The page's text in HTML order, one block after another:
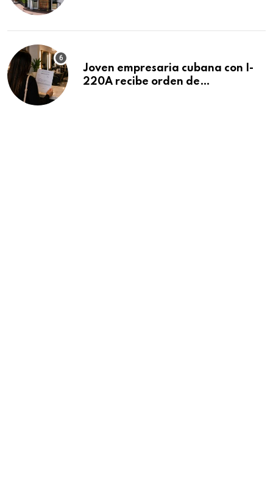
Joven empresaria cubana con I-
220A recibe orden de